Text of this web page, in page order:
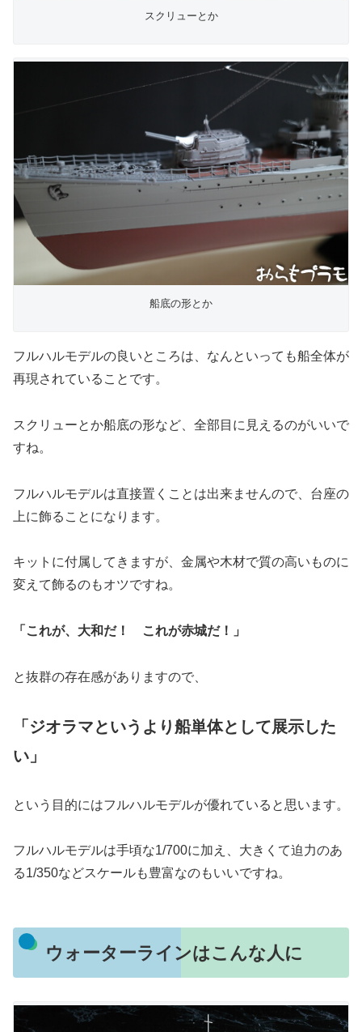
スクリューとか
船底の形とか
フルハルモデルの良いところは、なんといっても船全体が
再現されていることです。
スクリューとか船底の形など、全部目に見えるのがいいで
すね。
フルハルモデルは直接置くことは出来ませんので、台座の
上に飾ることになります。
キットに付属してきますが、金属や木材で質の高いものに
変えて飾るのもオツですね。
「これが、大和だ！ これが赤城だ！」
と抜群の存在感がありますので、
「ジオラマというより船単体として展示した
い」
という目的にはフルハルモデルが優れていると思います。
フルハルモデルは手頃な1/700に加え、大きくて迫力のあ
る1/350などスケールも豊富なのもいいですね。
ウォーターラインはこんな人に